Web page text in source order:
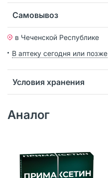
Самовывоз
в Чеченской Республике
В аптеку сегодня или позже
Условия хранения
Аналог